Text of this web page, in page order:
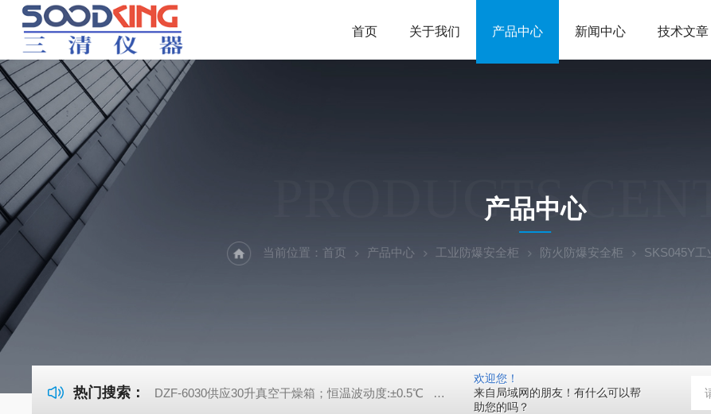
欢迎您！
来自局域网的朋友！有什么可以帮
助您的吗？
首页 关于我们 产品中心 新闻中心 技术文章
PRODUCTS
产品中心
当前位置： 首页 产品中心 工业防爆安全柜 防火防爆安全柜 SKS045Y
热门搜索： DZF-6030供应30升真空干燥箱；恒温波动度:±0.5℃ DHG-9140B（140升）电热恒温鼓风干燥箱，不锈